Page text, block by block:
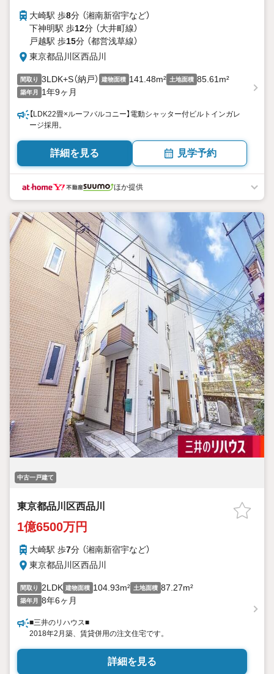
大崎駅 歩8分 （湘南新宿宇など）
下神明駅 歩12分 （大井町線）
戸越駅 歩15分 （都営浅草線）
東京都品川区西品川
間取り 3LDK+S（納戸） 建物面積 141.48m² 土地面積 85.61m²
築年月 1年9ヶ月
【LDK22畳×ルーフバルコニー】電動シャッター付ビルトインガレ
ージ採用。
詳細を見る 見学予約
ほか提供
中古一戸建て
東京都品川区西品川
1億6500万円
大崎駅 歩7分 （湘南新宿宇など）
東京都品川区西品川
間取り 2LDK 建物面積 104.93m² 土地面積 87.27m²
築年月 8年6ヶ月
■三井のリハウス■
2018年2月築、賃貸併用の注文住宅です。
詳細を見る